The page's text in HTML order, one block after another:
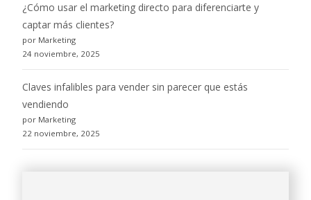
¿Cómo usar el marketing directo para diferenciarte y
captar más clientes?
por Marketing
24 noviembre, 2025
Claves infalibles para vender sin parecer que estás
vendiendo
por Marketing
22 noviembre, 2025